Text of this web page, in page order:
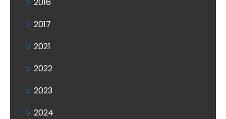
2017
2021
2022
2023
2024